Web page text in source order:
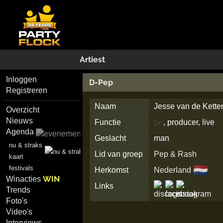
Artiest
Inloggen
Registreren
Overzicht
Nieuws
Agenda
nu & straks
kaart
festivals
WinactiesWIN
Trends
Foto's
Video's
D-Pep
Naam
Jesse van de
Functie
1× , producer, live
Geslacht
man
Lid van groep
Pep & Rash
Herkomst
Nederland 🇳🇱
Links